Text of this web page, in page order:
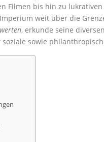
Filmen bis hin zu
weit über die
, erkunde seine
sowie